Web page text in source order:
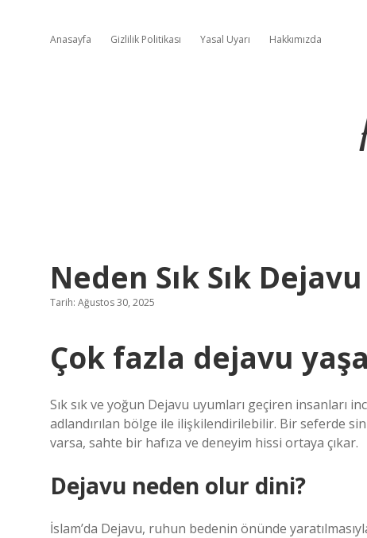
Anasayfa Gizlilik Politikası Yasal Uyarı Hakkımızda
Neden Sık Sık
Tarih: Ağustos 30, 2025
Çok fazla dejavu
Sık sık ve yoğun Dejavu uyumları geçiren insanları
adlandırılan bölge ile ilişkilendirilebilir. Bir seferde
varsa, sahte bir hafıza ve deneyim hissi ortaya çıkar.
Dejavu neden olur dini?
İslam’da Dejavu, ruhun bedenin önünde